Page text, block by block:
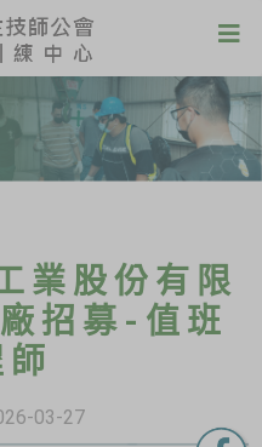
業股份有限
招募-值班
03-27